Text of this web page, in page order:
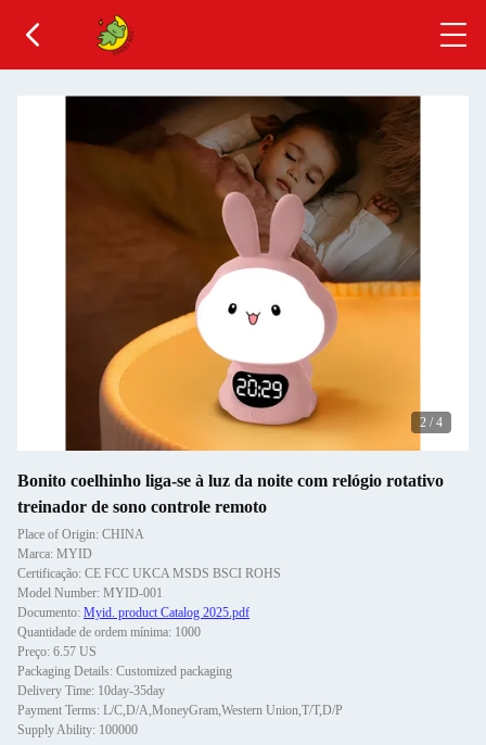
2 / 4
Bonito coelhinho liga-se à luz da noite com relógio rotativo
treinador de sono controle remoto
Place of Origin: CHINA
Marca: MYID
Certificação: CE FCC UKCA MSDS BSCI ROHS
Model Number: MYID-001
Documento: Myid. product Catalog 2025.pdf
Quantidade de ordem mínima: 1000
Preço: 6.57 US
Packaging Details: Customized packaging
Delivery Time: 10day-35day
Payment Terms: L/C,D/A,MoneyGram,Western Union,T/T,D/P
Supply Ability: 100000